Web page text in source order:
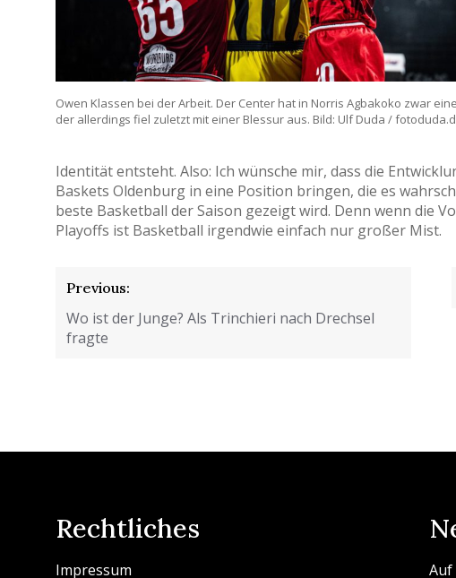
Owen Klassen bei der Arbeit. Der Center hat in Norris Agbakoko zwar
der allerdings fiel zuletzt mit einer Blessur aus. Bild: Ulf Duda /
Identität entsteht. Also: Ich wünsche mir, dass die
Baskets Oldenburg in eine Position bringen, die es
beste Basketball der Saison gezeigt wird. Denn wenn die
Playoffs ist Basketball irgendwie einfach nur großer Mist.
Beitragsnavigation
Previous:
Wo ist der Junge? Als Trinchieri nach Drechsel
fragte
Rechtliches
Impressum Auf